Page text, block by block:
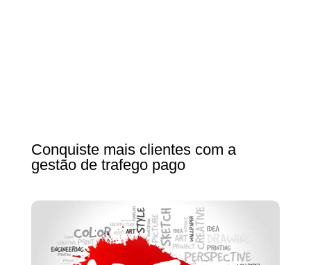
Conquiste mais clientes com a
gestão de trafego pago